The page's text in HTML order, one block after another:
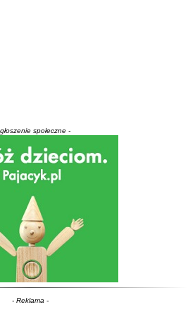
społeczne -
- Reklama -